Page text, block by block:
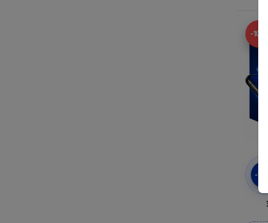
-10%
-10%